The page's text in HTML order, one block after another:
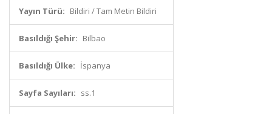
Yayın Türü: Bildiri / Tam Metin Bildiri
Basıldığı Şehir: Bilbao
Basıldığı Ülke: İspanya
Sayfa Sayıları: ss.1